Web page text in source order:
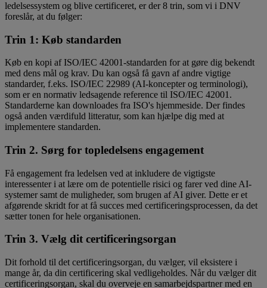
ledelsessystem og blive certificeret, er der 8 trin, som vi i DNV
foreslår, at du følger:
Trin 1: Køb standarden
Køb en kopi af ISO/IEC 42001-standarden for at gøre dig bekendt
med dens mål og krav. Du kan også få gavn af andre vigtige
standarder, f.eks. ISO/IEC 22989 (AI-koncepter og terminologi),
som er en normativ ledsagende reference til ISO/IEC 42001.
Standarderne kan downloades fra ISO's hjemmeside. Der findes
også anden værdifuld litteratur, som kan hjælpe dig med at
implementere standarden.
Trin 2. Sørg for topledelsens engagement
Få engagement fra ledelsen ved at inkludere de vigtigste
interessenter i at lære om de potentielle risici og farer ved dine AI-
systemer samt de muligheder, som brugen af AI giver. Dette er et
afgørende skridt for at få succes med certificeringsprocessen, da det
sætter tonen for hele organisationen.
Trin 3. Vælg dit certificeringsorgan
Dit forhold til det certificeringsorgan, du vælger, vil eksistere i
mange år, da din certificering skal vedligeholdes. Når du vælger dit
certificeringsorgan, skal du overveje en samarbejdspartner med en